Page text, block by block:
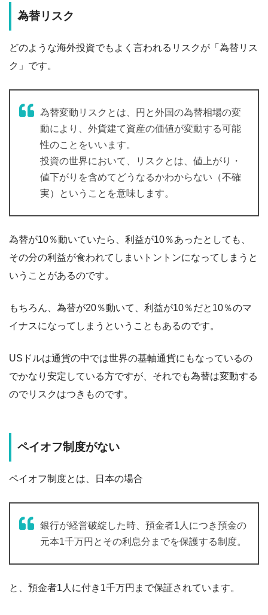
為替リスク
どのような海外投資でもよく言われるリスクが「為替リス
ク」です。
為替変動リスクとは、円と外国の為替相場の変
動により、外貨建て資産の価値が変動する可能
性のことをいいます。
投資の世界において、リスクとは、値上がり・
値下がりを含めてどうなるかわからない（不確
実）ということを意味します。
為替が10％動いていたら、利益が10％あったとしても、
その分の利益が食われてしまいトントンになってしまうと
いうことがあるのです。
もちろん、為替が20％動いて、利益が10％だと10％のマ
イナスになってしまうということもあるのです。
USドルは通貨の中では世界の基軸通貨にもなっているの
でかなり安定している方ですが、それでも為替は変動する
のでリスクはつきものです。
ペイオフ制度がない
ペイオフ制度とは、日本の場合
銀行が経営破綻した時、預金者1人につき預金の
元本1千万円とその利息分までを保護する制度。
と、預金者1人に付き1千万円まで保証されています。